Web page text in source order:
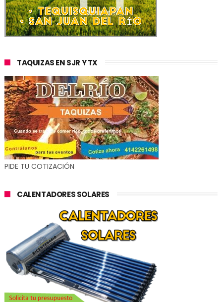
TAQUIZAS EN SJR Y TX
PIDE TU COTIZACIÓN
CALENTADORES SOLARES